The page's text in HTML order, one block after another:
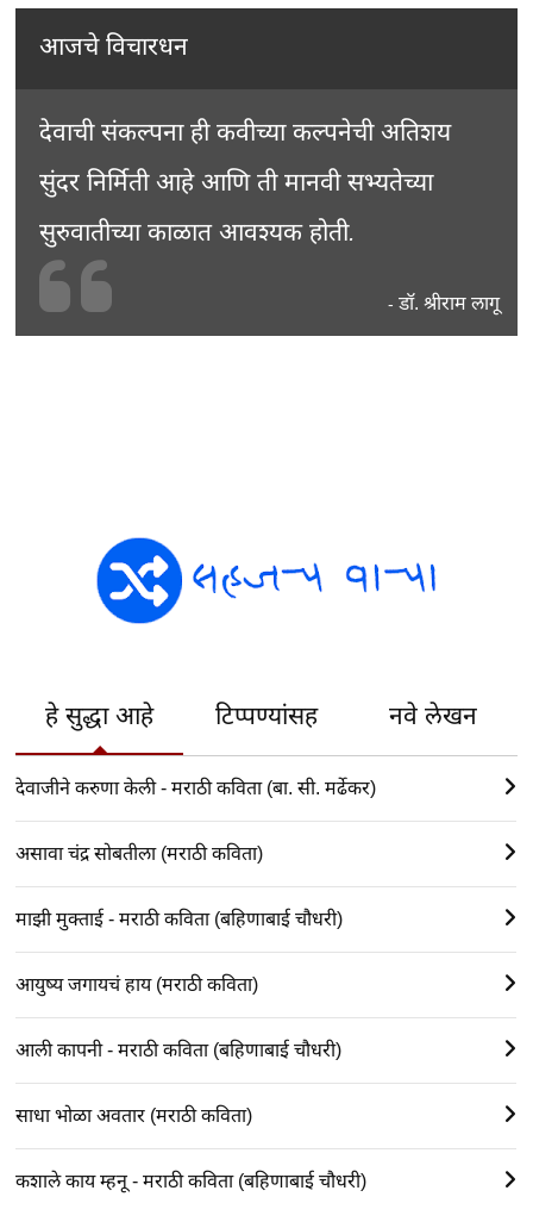
आजचे विचारधन
देवाची संकल्पना ही कवीच्या कल्पनेची अतिशय
सुंदर निर्मिती आहे आणि ती मानवी सभ्यतेच्या
सुरुवातीच्या काळात आवश्यक होती.
- डॉ. श्रीराम लागू
हे सुद्धा आहे टिप्पण्यांसह नवे लेखन
देवाजीने करुणा केली - मराठी कविता (बा. सी. मर्ढेकर)
असावा चंद्र सोबतीला (मराठी कविता)
माझी मुक्ताई - मराठी कविता (बहिणाबाई चौधरी)
आयुष्य जगायचं हाय (मराठी कविता)
आली कापनी - मराठी कविता (बहिणाबाई चौधरी)
साधा भोळा अवतार (मराठी कविता)
कशाले काय म्हनू - मराठी कविता (बहिणाबाई चौधरी)